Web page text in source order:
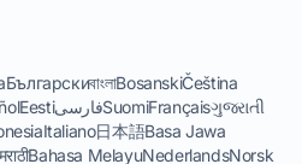
БългарскиবাংলাBosanskiČeština
EestiفارسیSuomiFrançaisગુજરાતી
Italiano日本語Basa Jawa
मराठीBahasa MelayuNederlandsNorsk